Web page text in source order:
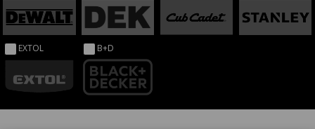
EXTOL B+D